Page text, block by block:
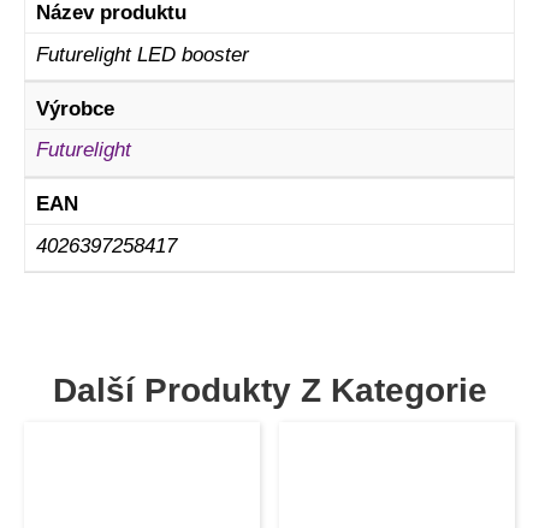
Název produktu
Futurelight LED booster
Výrobce
Futurelight
EAN
4026397258417
Další Produkty Z Kategorie